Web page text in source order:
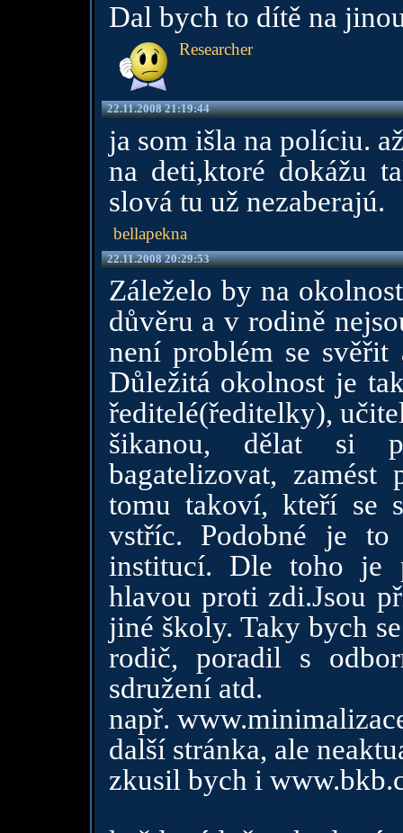
Dal bych to dítě na
Researcher
22.11.2008 21:19:44
ja som išla na políciu.
na deti,ktoré dokážu
slová tu už nezaberajú.
bellapekna
22.11.2008 20:29:53
Záleželo by na
důvěru a v rodině
není problém se svěřit
Důležitá okolnost je
ředitelé(ředitelky),
šikanou, dělat si
bagatelizovat,
tomu takoví, kteří se
vstříc. Podobné je
institucí. Dle toho je
hlavou proti zdi.Jsou
jiné školy. Taky bych
rodič, poradil s
sdružení atd.
např.
další stránka, ale
zkusil bych i